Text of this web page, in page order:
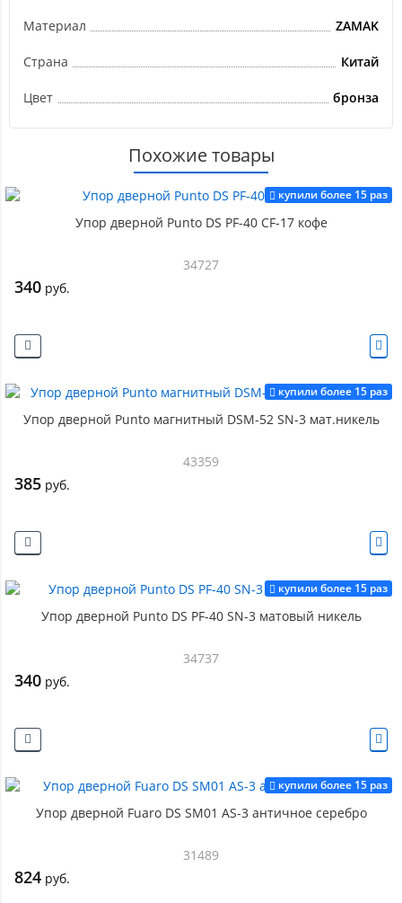
Материал ZAMAK
Страна Китай
Цвет бронза
Похожие товары
купили более 15 раз
Упор дверной Punto DS PF-40 CF-17 кофе
34727
340 руб.
купили более 15 раз
Упор дверной Punto магнитный DSM-52 SN-3 мат.никель
43359
385 руб.
купили более 15 раз
Упор дверной Punto DS PF-40 SN-3 матовый никель
34737
340 руб.
купили более 15 раз
Упор дверной Fuaro DS SM01 AS-3 античное серебро
31489
824 руб.